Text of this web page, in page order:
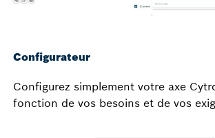
Configurateur
Configurez simplement votre axe
fonction de vos besoins et de vos